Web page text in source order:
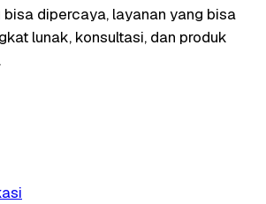
dipercaya, layanan yang bisa
lunak, konsultasi, dan produk